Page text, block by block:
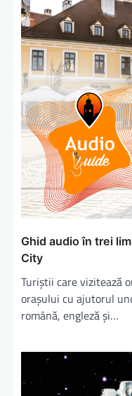
Ghid audio în trei
City
Turiștii care vizitează
orașului cu ajutorul
română, engleză și…